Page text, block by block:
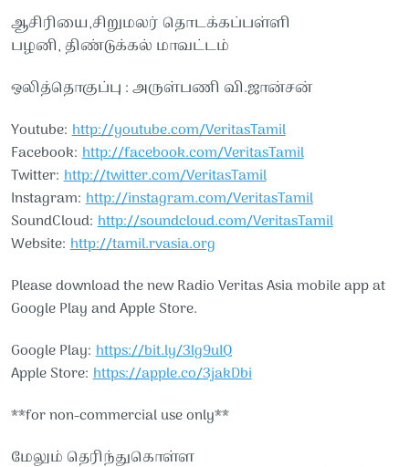
ஆசிரியை,சிறுமலர் தொடக்கப்பள்ளி
பழனி, திண்டுக்கல் மாவட்டம்
ஒலித்தொகுப்பு : அருள்பணி வி.ஜான்சன்
Youtube:http://youtube.com/VeritasTamil​​
Facebook:http://facebook.com/VeritasTamil​​
Twitter:http://twitter.com/VeritasTamil​​
Instagram:http://instagram.com/VeritasTamil​​
SoundCloud:http://soundcloud.com/VeritasTamil​​
Website:http://tamil.rvasia.org
Please download the new Radio Veritas Asia mobile app at
Google Play and Apple Store.
Google Play:https://bit.ly/3lg9uIQ
Apple Store:https://apple.co/3jakDbi
**for non-commercial use only**
மேலும் தெரிந்துகொள்ள